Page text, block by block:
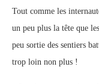
Tout comme les
un peu plus la tête que
peu sortie des sentiers
trop loin non plus !